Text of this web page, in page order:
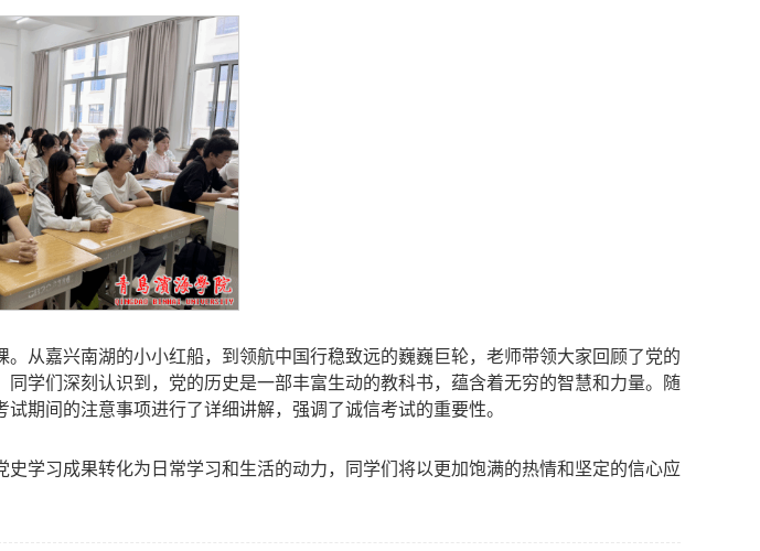
从嘉兴南湖的小小红船，到领航中国行稳致远的巍巍巨轮，老师带领大家回顾了党的
学们深刻认识到，党的历史是一部丰富生动的教科书，蕴含着无穷的智慧和力量。随
期间的注意事项进行了详细讲解，强调了诚信考试的重要性。
学习成果转化为日常学习和生活的动力，同学们将以更加饱满的热情和坚定的信心应